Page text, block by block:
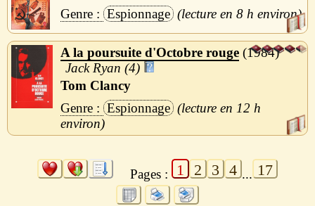
Espionnage
8 h
A la poursuite d'Octobre rouge 1984
Jack Ryan (4)
Tom Clancy
Espionnage
12 h
Pages : 1 2 3 4 ... 17